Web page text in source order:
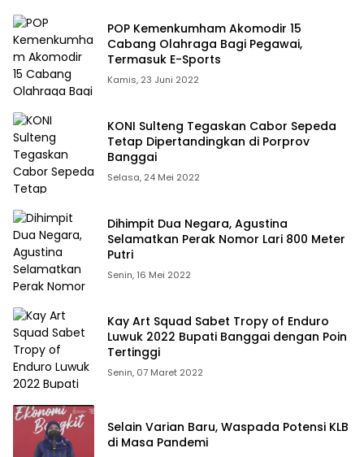
POP Kemenkumham Akomodir 15
Cabang Olahraga Bagi Pegawai,
Termasuk E-Sports
Kamis, 23 Juni 2022
KONI Sulteng Tegaskan Cabor Sepeda
Tetap Dipertandingkan di Porprov
Banggai
Selasa, 24 Mei 2022
Dihimpit Dua Negara, Agustina
Selamatkan Perak Nomor Lari 800 Meter
Putri
Senin, 16 Mei 2022
Kay Art Squad Sabet Tropy of Enduro
Luwuk 2022 Bupati Banggai dengan Poin
Tertinggi
Senin, 07 Maret 2022
Selain Varian Baru, Waspada Potensi KLB
di Masa Pandemi